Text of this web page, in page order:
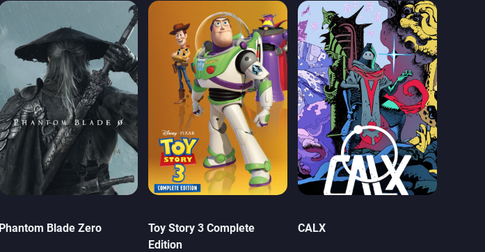
Phantom Blade Zero
Toy Story 3 Complete
Edition
CALX